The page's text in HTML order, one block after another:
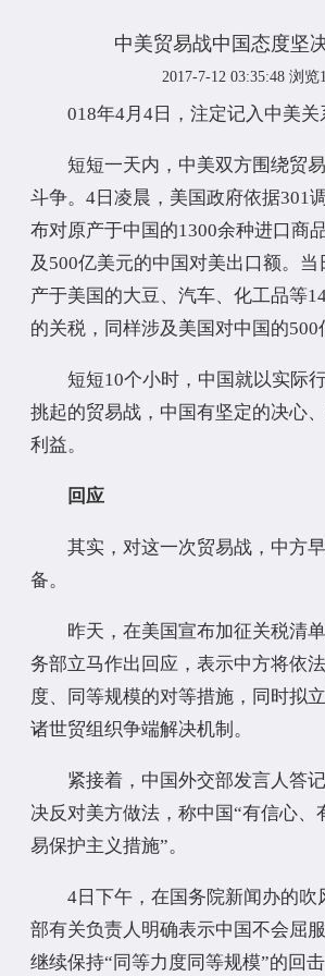
中美贸易战中国态度坚
2017-7-12 03:35:48 浏览
018年4月4日，注定记入中美关
短短一天内，中美双方围绕贸
斗争。4日凌晨，美国政府依据301
布对原产于中国的1300余种进口商
及500亿美元的中国对美出口额。
产于美国的大豆、汽车、化工品等
的关税，同样涉及美国对中国的500
短短10个小时，中国就以实际
挑起的贸易战，中国有坚定的决心
利益。
回应
其实，对这一次贸易战，中方
备。
昨天，在美国宣布加征关税清
务部立马作出回应，表示中方将依
度、同等规模的对等措施，同时拟
诸世贸组织争端解决机制。
紧接着，中国外交部发言人答
决反对美方做法，称中国“有信心、
易保护主义措施”。
4日下午，在国务院新闻办的
部有关负责人明确表示中国不会屈
继续保持“同等力度同等规模”的回击